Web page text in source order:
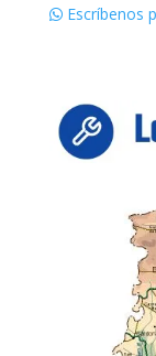
Escríbenos